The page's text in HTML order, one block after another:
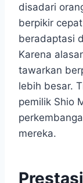
disadari
berpikir
beradaptasi
Karena
tawarkan
lebih besar.
pemilik Shio
mereka.